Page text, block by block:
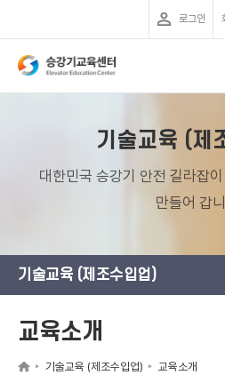
로그인
기술교육 (제
대한민국 승강기 안전 길라잡
만들어 갑
기술교육 (제조수입업)
교육소개
기술교육 (제조수입업) 교육소개